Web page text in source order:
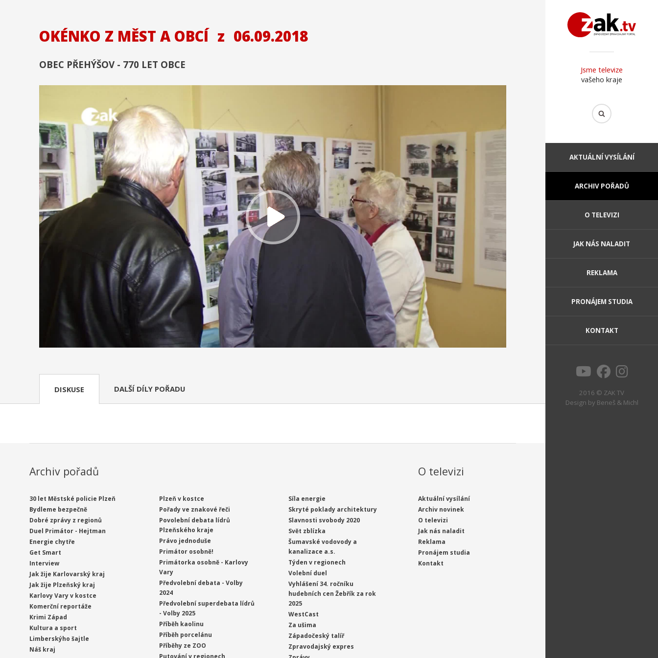
Jsme televize
vašeho kraje
AKTUÁLNÍ VYSÍLÁNÍ
ARCHIV POŘADŮ
O TELEVIZI
JAK NÁS NALADIT
REKLAMA
PRONÁJEM STUDIA
KONTAKT
2016 © ZAK TV
Design by Beneš & Michl
OKÉNKO Z MĚST A OBCÍ z 06.09.2018
OBEC PŘEHÝŠOV - 770 LET OBCE
DISKUSE DALŠÍ DÍLY POŘADU
Archiv pořadů
30 let Městské policie Plzeň
Bydleme bezpečně
Dobré zprávy z regionů
Duel Primátor - Hejtman
Energie chytře
Get Smart
Interview
Jak žije Karlovarský kraj
Jak žije Plzeňský kraj
Karlovy Vary v kostce
Komerční reportáže
Krimi Západ
Kultura a sport
Limberskýho šajtle
Náš kraj
Plzeň v kostce
Pořady ve znakové řeči
Povolební debata lídrů
Plzeňského kraje
Právo jednoduše
Primátor osobně!
Primátorka osobně - Karlovy
Vary
Předvolební debata - Volby
2024
Předvolební superdebata lídrů
- Volby 2025
Příběh kaolinu
Příběh porcelánu
Příběhy ze ZOO
Síla energie
Skryté poklady architektury
Slavnosti svobody 2020
Svět zblízka
Šumavské vodovody a
kanalizace a.s.
Týden v regionech
Volební duel
Vyhlášení 34. ročníku
hudebních cen Žebřík za rok
2025
WestCast
Za ušima
Západočeský talíř
Zpravodajský expres
O televizi
Aktuální vysílání
Archiv novinek
O televizi
Jak nás naladit
Reklama
Pronájem studia
Kontakt